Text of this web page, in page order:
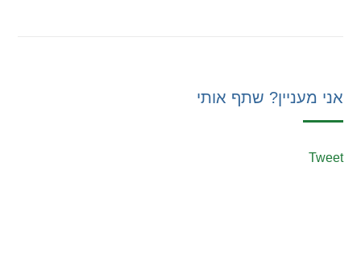
אני מעניין? שתף אותי
Tweet